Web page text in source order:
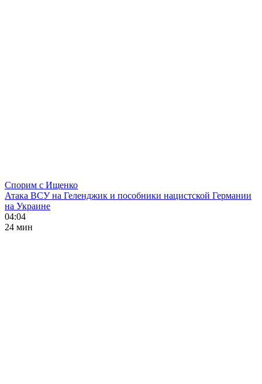
Спорим с Ищенко
Атака ВСУ на Геленджик и пособники нацистской Германии
на Украине
04:04
24 мин